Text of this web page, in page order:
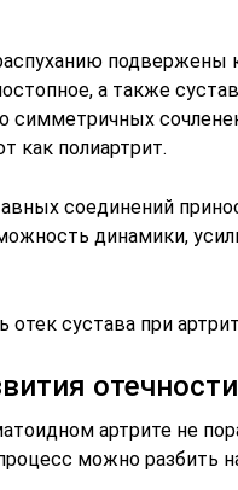
подвержены
а также
симметричных
как полиартрит.
соединений
динамики,
отек сустава при
отечности
артрите не
можно разбить